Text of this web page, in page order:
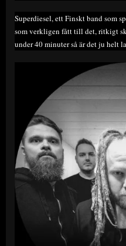
Superdiesel, ett Finskt band som
som verkligen fått till det, ritkigt
under 40 minuter så är det ju helt